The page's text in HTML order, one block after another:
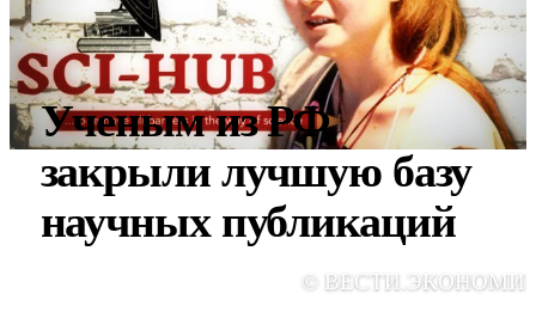
Ученым из РФ
закрыли лучшую базу
научных публикаций
©